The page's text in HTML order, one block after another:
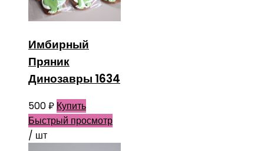
Имбирный
Пряник
Динозавры 1634
500₽ Купить
Быстрый просмотр
/ шт